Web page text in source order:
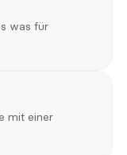
was für
mit einer